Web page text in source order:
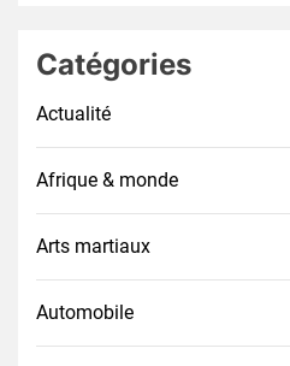
Catégories
Actualité
Afrique & monde
Arts martiaux
Automobile